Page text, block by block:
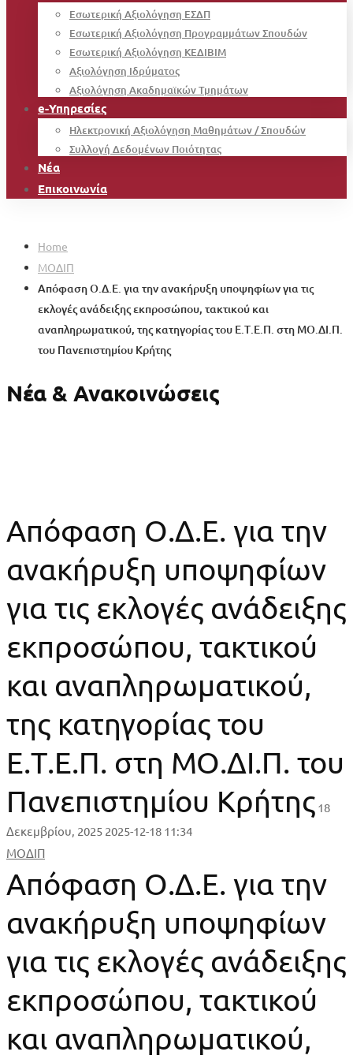
Εσωτερική Αξιολόγηση ΕΣΔΠ
Εσωτερική Αξιολόγηση Προγραμμάτων Σπουδών
Εσωτερική Αξιολόγηση ΚΕΔΙΒΙΜ
Αξιολόγηση Ιδρύματος
Αξιολόγηση Ακαδημαϊκών Τμημάτων
e-Υπηρεσίες
Ηλεκτρονική Αξιολόγηση Μαθημάτων / Σπουδών
Συλλογή Δεδομένων Ποιότητας
Νέα
Επικοινωνία
Home
ΜΟΔΙΠ
Απόφαση Ο.Δ.Ε. για την ανακήρυξη υποψηφίων για τις
εκλογές ανάδειξης εκπροσώπου, τακτικού και
αναπληρωματικού, της κατηγορίας του Ε.Τ.Ε.Π. στη ΜΟ.ΔΙ.Π.
του Πανεπιστημίου Κρήτης
Νέα & Ανακοινώσεις
Απόφαση Ο.Δ.Ε. για την
ανακήρυξη υποψηφίων
για τις εκλογές ανάδειξης
εκπροσώπου, τακτικού
και αναπληρωματικού,
της κατηγορίας του
Ε.Τ.Ε.Π. στη ΜΟ.ΔΙ.Π. του
Πανεπιστημίου Κρήτης 18
Δεκεμβρίου, 2025 2025-12-18 11:34
Απόφαση
Ο.Δ.Ε.
για
την
ανακήρυξη
υποψηφίων
ΜΟΔΙΠ
Απόφαση Ο.Δ.Ε. για την
ανακήρυξη υποψηφίων
για τις εκλογές ανάδειξης
εκπροσώπου, τακτικού
και αναπληρωματικού,